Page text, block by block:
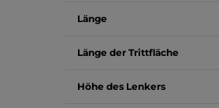
Länge
Länge der Trittfläche
Höhe des Lenkers